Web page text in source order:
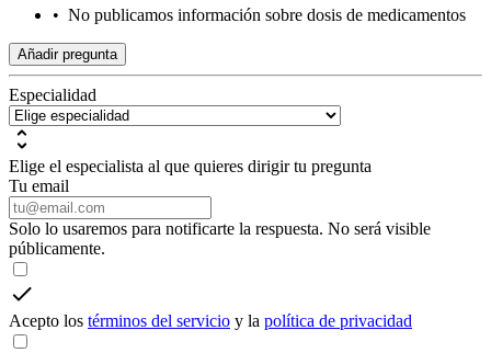
• No publicamos información sobre dosis de medicamentos
Añadir pregunta
Especialidad
Elige el especialista al que quieres dirigir tu pregunta
Tu email
Solo lo usaremos para notificarte la respuesta. No será visible
públicamente.
Acepto los términos del servicio y la política de privacidad